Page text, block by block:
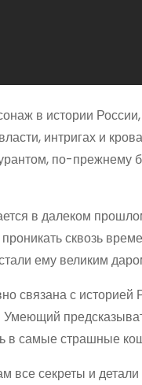
в истории
интригах и
по-прежнему
в далеком
сквозь
ему великим
связана с
Умеющий
в самые страшные
все секреты и